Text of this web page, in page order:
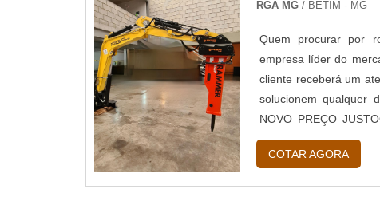
RGA MG / BETIM - MG
Quem procurar por
empresa líder do
cliente receberá um
solucionem qualquer
NOVO PREÇO
uma empresa
COTAR AGORA